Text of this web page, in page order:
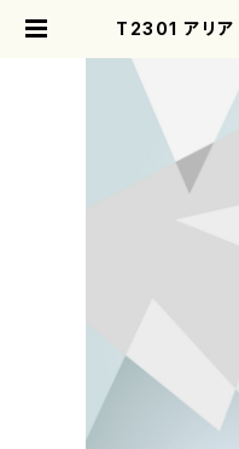
T2301 アリア